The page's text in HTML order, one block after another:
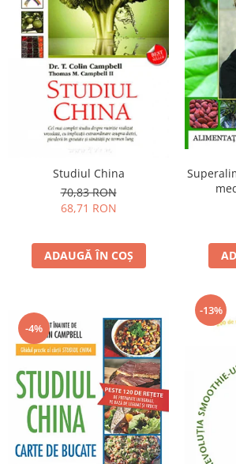
Oracol
Spiritualitate şi ştiinţă
Fără categorie
Cunoaștere
Studiul China
70,83 RON
68,71 RON
ADAUGĂ ÎN COȘ
-4%
-13%